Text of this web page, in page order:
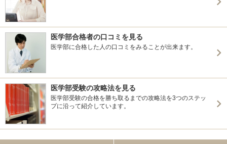
医学部合格者の口コミを見る
医学部に合格した人の口コミをみることが出来ます。
医学部受験の攻略法を見る
医学部受験の合格を勝ち取るまでの攻略法を3つのステッ
プに沿って紹介しています。